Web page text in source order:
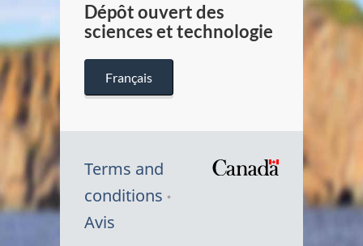
Dépôt ouvert des
sciences et technologie
Français
Terms and
conditions
Avis
Symbole